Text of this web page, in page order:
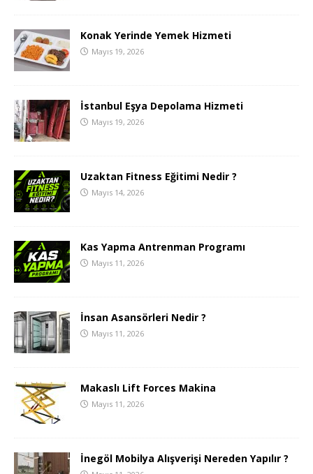
Konak Yerinde Yemek Hizmeti
Mayıs 19, 2026
İstanbul Eşya Depolama Hizmeti
Mayıs 19, 2026
Uzaktan Fitness Eğitimi Nedir ?
Mayıs 14, 2026
Kas Yapma Antrenman Programı
Mayıs 11, 2026
İnsan Asansörleri Nedir ?
Mayıs 11, 2026
Makaslı Lift Forces Makina
Mayıs 11, 2026
İnegöl Mobilya Alışverişi Nereden Yapılır ?